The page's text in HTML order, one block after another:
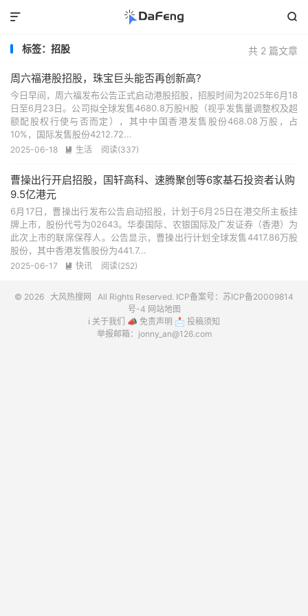


共 2 篇文章
标签：招股
周六福港股招股，珠宝巨头能否再创新高?
今日早间，周六福发布公告正式启动港股招股，招股时间为2025年6月18
日至6月23日。公司拟全球发售4680.8万股H股（视乎发售量调整权及超
额配股权行使与否而定），其中中国香港发售股份468.08万股，占
10%，国际发售股份4212.72...
2025-06-18  生活 阅读(337)
曹操出行开启招股，国轩高科、速腾聚创等6家基石投资者认购
9.5亿港元
6月17日，曹操出行发布公告启动招股，计划于6月25日在港交所主板挂
牌上市，股份代号为02643。华泰国际、农银国际及广发证券（香港）为
此次上市的联席保荐人。公告显示，曹操出行计划全球发售4417.86万股
股份，其中香港发售股份为441.7...
2025-06-17  快讯 阅读(252)
© 2026 大风热搜网 All Rights Reserved. ICP备案号： 苏ICP备20009814
号-4 网站地图
ℹ️ 关于我们 📣 免责声明 📩 投稿须知
举报邮箱：jonny_an@126.com